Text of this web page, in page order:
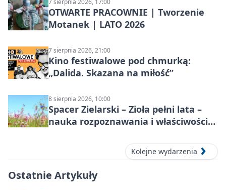
OTWARTE PRACOWNIE | Tworzenie
Motanek | LATO 2026
7 sierpnia 2026, 21:00
Kino festiwalowe pod chmurką:
„Dalida. Skazana na miłość”
8 sierpnia 2026, 10:00
Spacer Zielarski – Zioła pełni lata –
nauka rozpoznawania i właściwości
Kolejne wydarzenia
Ostatnie Artykuły